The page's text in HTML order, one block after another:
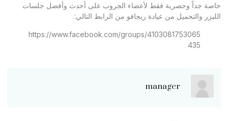
خاصة جداً وحصرية فقط لأعضاء الجروب على أحدث وأفضل جلسات
الليزر والتجميل من عيادة ريجافو من الرابط التالي:
https://www.facebook.com/groups/4103081753065
435
manager